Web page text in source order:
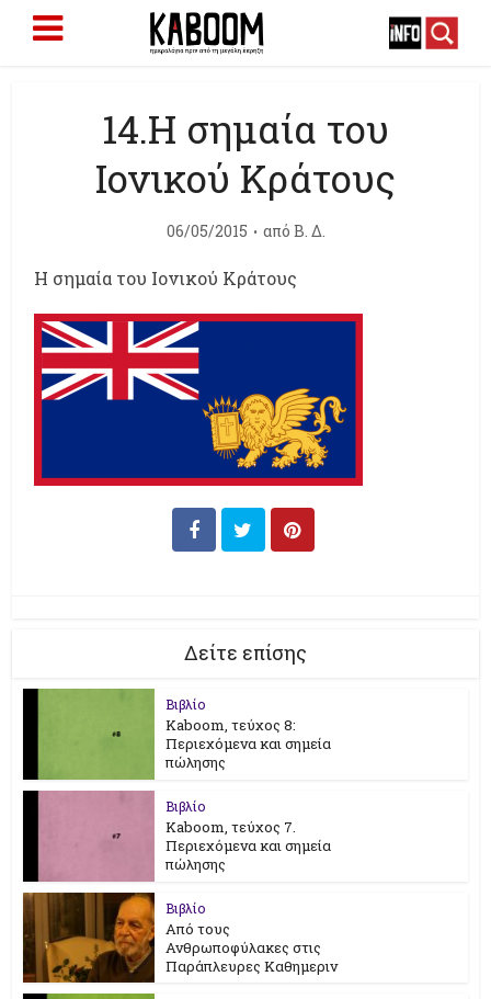
14.Η σημαία του
Ιονικού Κράτους
06/05/2015 από Β. Δ.
Η σημαία του Ιονικού Κράτους
Δείτε επίσης
Βιβλίο
Kaboom, τεύχος 8:
Περιεχόμενα και σημεία
πώλησης
Βιβλίο
Kaboom, τεύχος 7.
Περιεχόμενα και σημεία
πώλησης
Βιβλίο
Από τους
Ανθρωποφύλακες στις
Παράπλευρες Καθημεριν